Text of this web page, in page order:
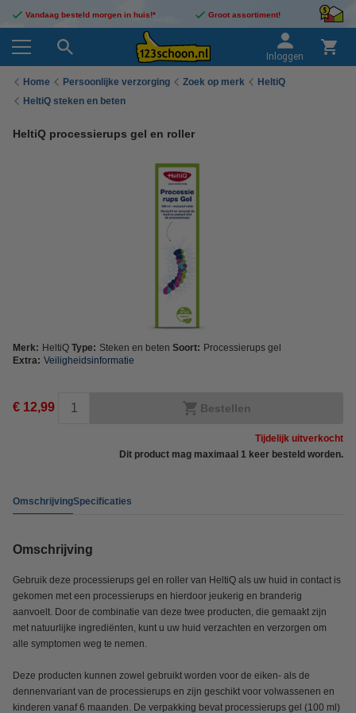
Vandaag besteld morgen in huis!* Groot assortiment!
Inloggen
Home Persoonlijke verzorging Zoek op merk
HeltiQ
HeltiQ steken en beten
HeltiQ processierups gel en roller
Merk: HeltiQ Type: Steken en beten Soort: Processierups gel
Extra: Veiligheidsinformatie
€ 12,99 Bestellen
Tijdelijk uitverkocht
Dit product mag maximaal 1 keer besteld worden.
OmschrijvingSpecificaties
Omschrijving
Gebruik deze processierups gel en roller van HeltiQ als uw huid in contact is
gekomen met een processierups en hierdoor jeukerig en branderig
aanvoelt. Door de combinatie van deze twee producten, die gemaakt zijn
met natuurlijke ingrediënten, kunt u uw huid verzachten en verzorgen om
alle symptomen weg te nemen.
Deze producten kunnen zowel gebruikt worden voor de eiken- als de
dennenvariant van de processierups en zijn geschikt voor volwassenen en
kinderen vanaf 6 maanden. De verpakking bevat processierups gel (100 ml)